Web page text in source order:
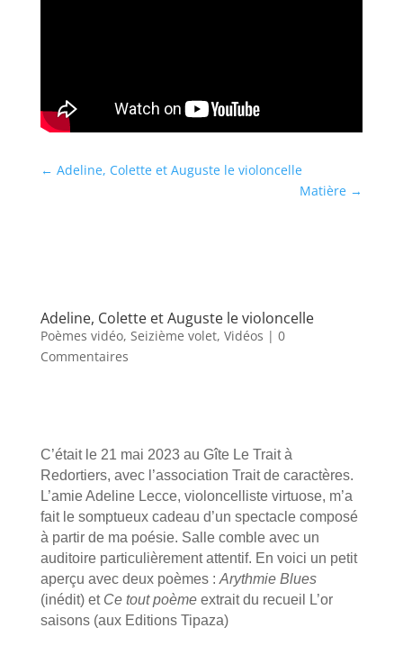
← Adeline, Colette et Auguste le violoncelle
Matière →
Adeline, Colette et Auguste le violoncelle
Poèmes vidéo, Seizième volet, Vidéos | 0
Commentaires
C’était le 21 mai 2023 au Gîte Le Trait à
Redortiers, avec l’association Trait de caractères.
L’amie Adeline Lecce, violoncelliste virtuose, m’a
fait le somptueux cadeau d’un spectacle composé
à partir de ma poésie. Salle comble avec un
auditoire particulièrement attentif. En voici un petit
aperçu avec deux poèmes : Arythmie Blues
(inédit) et Ce tout poèmeextrait du recueil L’or
saisons (aux Editions Tipaza)